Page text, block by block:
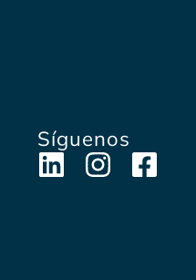
Síguenos